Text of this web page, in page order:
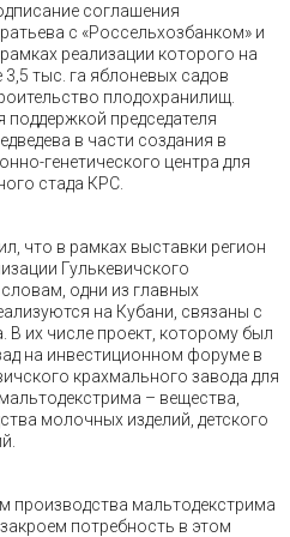
соглашения
с «Россельхозбанком» и
реализации которого на
тыс. га яблоневых садов
плодохранилищ.
поддержкой председателя
в части создания в
генетического центра для
стада КРС.
что в рамках выставки регион
Гулькевичского
одни из главных
на Кубани, связаны с
В их числе проект, которому был
на инвестиционном форуме в
крахмального завода для
– вещества,
молочных изделий, детского
производства мальтодекстрима
потребность в этом